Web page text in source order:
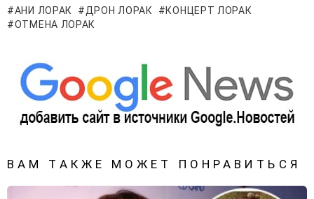
АНИ ЛОРАК ДРОН ЛОРАК
КОНЦЕРТ ЛОРАК
ОТМЕНА ЛОРАК
ВАМ ТАКЖЕ МОЖЕТ ПОНРАВИТЬСЯ